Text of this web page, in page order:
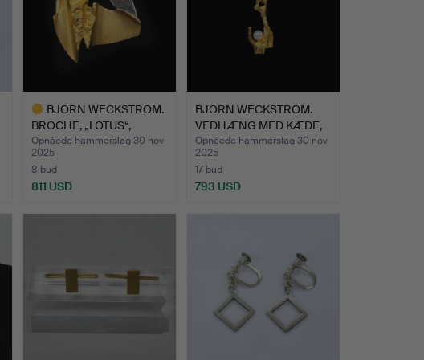
BJÖRN WECKSTRÖM.
BROCHE, „LOTUS“,
LAPPONIA.
Opnåede hammerslag 30 nov
2025
8 bud
811 USD
BJÖRN WECKSTRÖM.
VEDHÆNG MED KÆDE,
„VED KI…
Opnåede hammerslag 30 nov
2025
17 bud
793 USD